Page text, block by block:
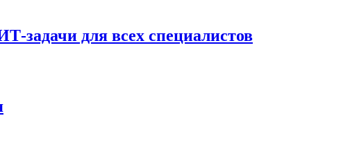
задачи для всех специалистов